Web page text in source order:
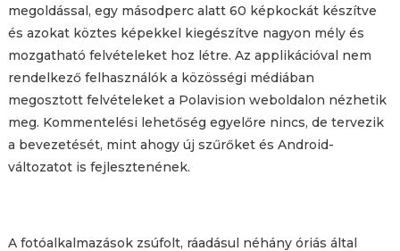
megoldással, egy másodperc alatt 60 képkockát készítve
és azokat köztes képekkel kiegészítve nagyon mély és
mozgatható felvételeket hoz létre. Az applikációval nem
rendelkező felhasználók a közösségi médiában
megosztott felvételeket a Polavision weboldalon nézhetik
meg. Kommentelési lehetőség egyelőre nincs, de tervezik
a bevezetését, mint ahogy új szűrőket és Android-
változatot is fejlesztenének.
A fotóalkalmazások zsúfolt, ráadásul néhány óriás által